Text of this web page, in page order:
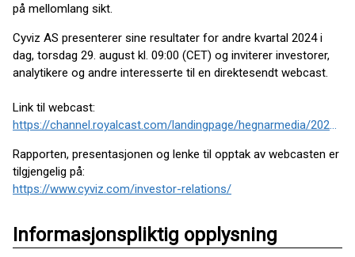
på mellomlang sikt.
Cyviz AS presenterer sine resultater for andre kvartal 2024 i
dag, torsdag 29. august kl. 09:00 (CET) og inviterer investorer,
analytikere og andre interesserte til en direktesendt webcast.
Link til webcast:
https://channel.royalcast.com/landingpage/hegnarmedia/20240829_9/
Rapporten, presentasjonen og lenke til opptak av webcasten er
tilgjengelig på:
https://www.cyviz.com/investor-relations/
Informasjonspliktig opplysning